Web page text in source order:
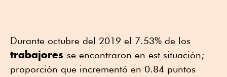
Durante octubre del 2019 el 7.53% de los
trabajores se encontraron en est situación;
proporción que incrementó en 0.84 puntos